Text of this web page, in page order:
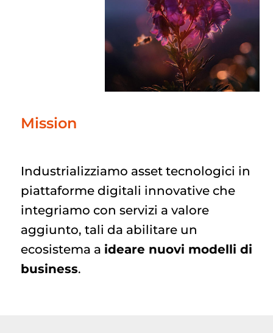
Mission
Industrializziamo asset tecnologici in
piattaforme digitali innovative che
integriamo con servizi a valore
aggiunto, tali da abilitare un
ecosistema a ideare nuovi modelli di
business.